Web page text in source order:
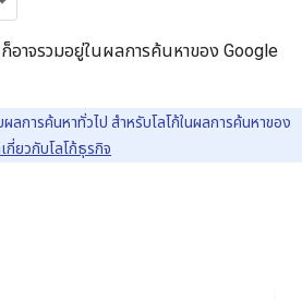
ก็อาจรวมอยู่ในผลการค้นหาของ Google
ลการค้นหาทั่วไป สำหรับโลโก้ในผลการค้นหาของ
กี่ยวกับโลโก้ธุรกิจ